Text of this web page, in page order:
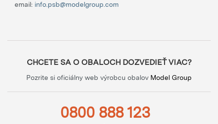
email: info.psb@modelgroup.com
CHCETE SA O OBALOCH DOZVEDIEŤ VIAC?
Pozrite si oficiálny web výrobcu obalov Model Group
0800 888 123